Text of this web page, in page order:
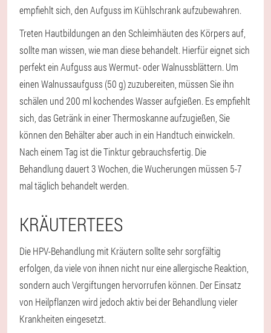
empfiehlt sich, den Aufguss im Kühlschrank aufzubewahren.
Treten Hautbildungen an den Schleimhäuten des Körpers auf,
sollte man wissen, wie man diese behandelt. Hierfür eignet sich
perfekt ein Aufguss aus Wermut- oder Walnussblättern. Um
einen Walnussaufguss (50 g) zuzubereiten, müssen Sie ihn
schälen und 200 ml kochendes Wasser aufgießen. Es empfiehlt
sich, das Getränk in einer Thermoskanne aufzugießen, Sie
können den Behälter aber auch in ein Handtuch einwickeln.
Nach einem Tag ist die Tinktur gebrauchsfertig. Die
Behandlung dauert 3 Wochen, die Wucherungen müssen 5-7
mal täglich behandelt werden.
KRÄUTERTEES
Die HPV-Behandlung mit Kräutern sollte sehr sorgfältig
erfolgen, da viele von ihnen nicht nur eine allergische Reaktion,
sondern auch Vergiftungen hervorrufen können. Der Einsatz
von Heilpflanzen wird jedoch aktiv bei der Behandlung vieler
Krankheiten eingesetzt.